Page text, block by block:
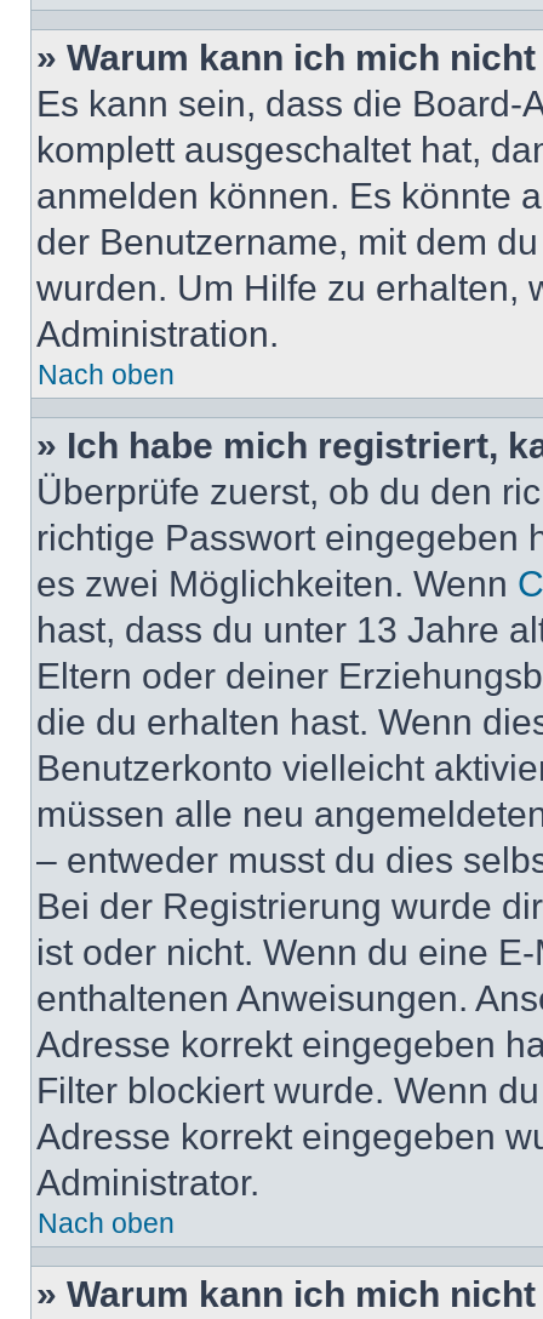
» Warum kann ich mich
Es kann sein, dass die
komplett ausgeschaltet hat,
anmelden können. Es könnte
der Benutzername, mit dem
wurden. Um Hilfe zu erhalten,
Administration.
Nach oben
» Ich habe mich registriert,
Überprüfe zuerst, ob du den
richtige Passwort eingegeben
es zwei Möglichkeiten. Wenn
hast, dass du unter 13 Jahre
Eltern oder deiner
die du erhalten hast. Wenn
Benutzerkonto vielleicht
müssen alle neu
– entweder musst du dies
Bei der Registrierung wurde
ist oder nicht. Wenn du eine
enthaltenen Anweisungen.
Adresse korrekt eingegeben
Filter blockiert wurde. Wenn
Adresse korrekt eingegeben
Administrator.
Nach oben
» Warum kann ich mich